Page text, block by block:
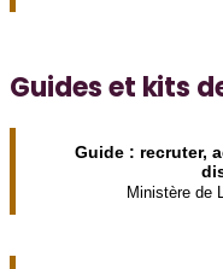
Guides et kits
Guide : recruter,
Ministère de